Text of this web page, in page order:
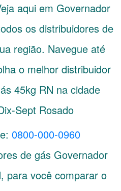
aqui em Governador
os distribuidores de
região. Navegue até
o melhor distribuidor
45kg RN na cidade
Sept Rosado
0800-000-0960
de gás Governador
, para você comparar o